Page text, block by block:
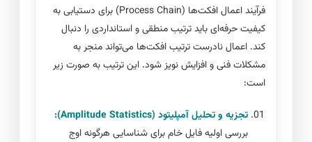
فرآیند اعمال افکت‌ها (Process Chain) برای دستیابی به
کیفیت حرفه‌ای باید ترتیب منطقی و استانداردی را دنبال
کند. اعمال نادرست ترتیب افکت‌ها می‌تواند منجر به
مشکلات فنی و افزایش نویز شود. این ترتیب به صورت زیر
است:
تجزیه و تحلیل آمپلیتود (Amplitude Statistics):
بررسی اولیه فایل خام برای شناسایی هرگونه اوج